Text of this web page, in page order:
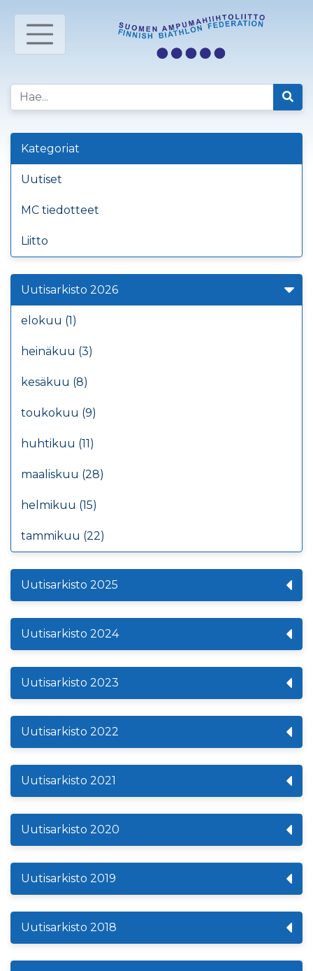
Kategoriat
Uutiset
MC tiedotteet
Liitto
Uutisarkisto 2026
elokuu (1)
heinäkuu (3)
kesäkuu (8)
toukokuu (9)
huhtikuu (11)
maaliskuu (28)
helmikuu (15)
tammikuu (22)
Uutisarkisto 2025
Uutisarkisto 2024
Uutisarkisto 2023
Uutisarkisto 2022
Uutisarkisto 2021
Uutisarkisto 2020
Uutisarkisto 2019
Uutisarkisto 2018